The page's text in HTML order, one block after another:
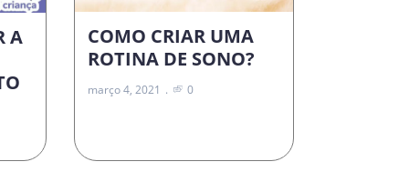
A
COMO CRIAR UMA
ROTINA DE SONO?
março 4, 2021 0